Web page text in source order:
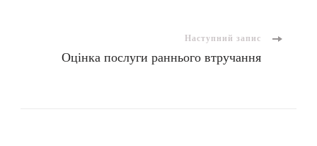
Наступний запис
Оцінка послуги раннього втручання